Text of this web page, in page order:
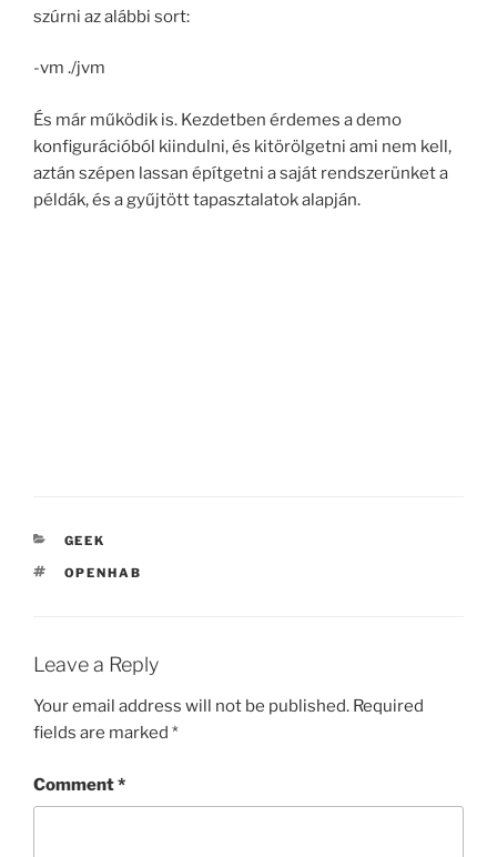
szúrni az alábbi sort:
-vm ./jvm
És már működik is. Kezdetben érdemes a demo
konfigurációból kiindulni, és kitörölgetni ami nem kell,
aztán szépen lassan építgetni a saját rendszerünket a
példák, és a gyűjtött tapasztalatok alapján.
CATEGORIES
GEEK
TAGS
OPENHAB
Leave a Reply
Your email address will not be published. Required
fields are marked *
Comment*